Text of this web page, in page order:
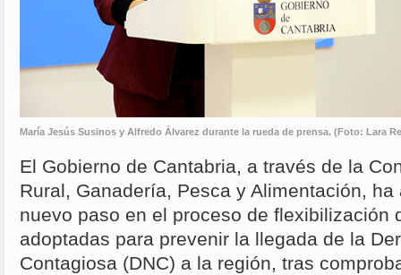
María Jesús Susinos y Alfredo Álvarez durante la rueda de prensa. (Foto: Lara
El Gobierno de Cantabria, a través de la
Rural, Ganadería, Pesca y Alimentación,
nuevo paso en el proceso de flexibilización
adoptadas para prevenir la llegada de la
Contagiosa (DNC) a la región, tras